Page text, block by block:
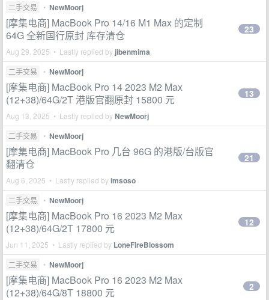
二手交易 • NewMoorj
[摩集电商] MacBook Pro 14/16 M1 Max 的定制
64G 全新国行原封 库存清仓
Aug 29, 2025 • Lastly replied by jibenmima
23
二手交易 • NewMoorj
[摩集电商] MacBook Pro 14 2023 M2 Max
(12+38)/64G/2T 港版官翻原封 15800 元
Aug 13, 2025 • Lastly replied byNewMoorj
13
二手交易 • NewMoorj
[摩集电商] MacBook Pro 几台 96G 的港版/台版官
翻清仓
Aug 6, 2025 • Lastly replied byimsoso
21
二手交易 • NewMoorj
[摩集电商] MacBook Pro 16 2023 M2 Max
(12+38)/64G/2T 17800 元
Jun 11, 2025 • Lastly replied by LoneFireBlossom
12
二手交易 • NewMoorj
[摩集电商] MacBook Pro 16 2023 M2 Max
(12+38)/64G/8T 18800 元
2